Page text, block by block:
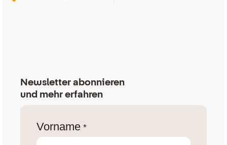
Newsletter abonnieren
und mehr erfahren
Vorname *